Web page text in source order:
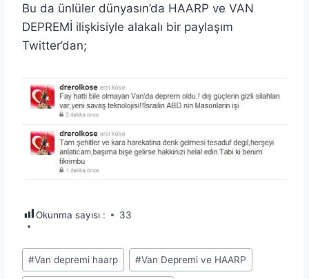
Bu da ünlüler dünyasın’da HAARP ve VAN
DEPREMİ ilişkisiyle alakalı bir paylaşım
Twitter’dan;
Okunma sayısı : 33
Post
Tags:
#Van depremi haarp #Van Depremi ve HAARP